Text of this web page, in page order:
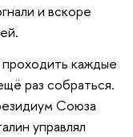
и вскоре
каждые
раз собраться.
Союза
управлял